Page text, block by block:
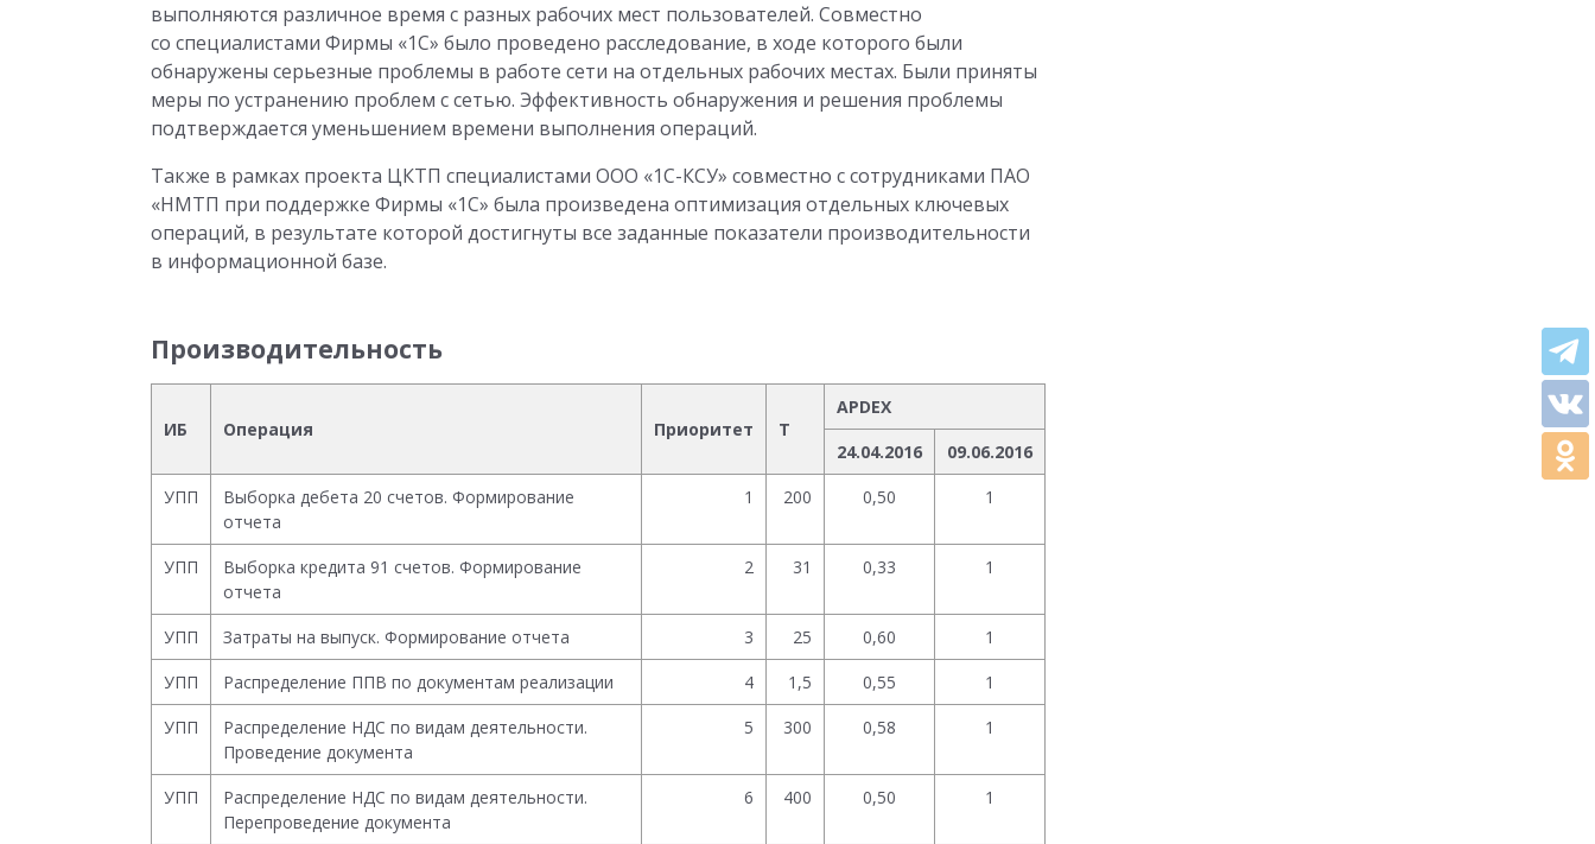
выполняются различное время с разных рабочих мест пользователей. Совместно
со специалистами Фирмы «1С» было проведено расследование, в ходе которого были
обнаружены серьезные проблемы в работе сети на отдельных рабочих местах. Были приняты
меры по устранению проблем с сетью. Эффективность обнаружения и решения проблемы
подтверждается уменьшением времени выполнения операций.
Также в рамках проекта ЦКТП специалистами ООО «1С-КСУ» совместно с сотрудниками ПАО
«НМТП при поддержке Фирмы «1С» была произведена оптимизация отдельных ключевых
операций, в результате которой достигнуты все заданные показатели производительности
в информационной базе.
Производительность
ИБ Операция Приоритет T
APDEX
24.04.2016
09.06.2016
УПП
Выборка дебета 20 счетов. Формирование
отчета
1 200 0,50 1
УПП
Выборка кредита 91 счетов. Формирование
отчета
2 31 0,33 1
УПП Затраты на выпуск. Формирование отчета 3 25 0,60
1
УПП
Распределение ППВ по документам реализации 4 1,5 0,55
1
УПП
Распределение НДС по видам деятельности.
Проведение документа
5 300 0,58 1
УПП
Распределение НДС по видам деятельности.
Перепроведение документа
6 400 0,50 1